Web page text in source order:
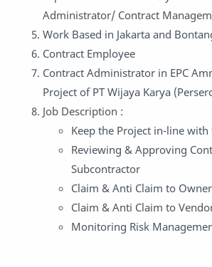
Administrator/ Contract
Work Based in Jakarta and
Contract Employee
Contract Administrator in EPC
Project of PT Wijaya Karya
Job Description :
Keep the Project in-line with
Reviewing & Approving
Subcontractor
Claim & Anti Claim to Owner
Claim & Anti Claim to
Monitoring Risk